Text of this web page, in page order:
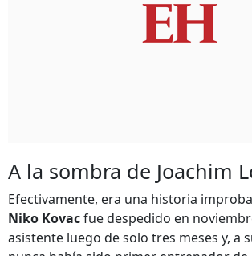
A la sombra de Joachim
Efectivamente, era una historia
Niko Kovacfue despedido en
asistente luego de solo tres meses y, a